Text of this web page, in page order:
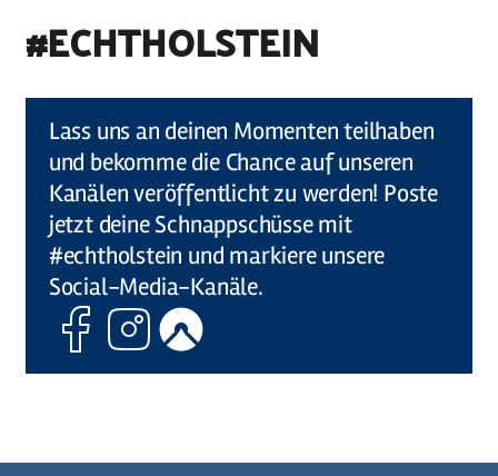
#ECHTHOLSTEIN
Lass uns an deinen Momenten teilhaben
und bekomme die Chance auf unseren
Kanälen veröffentlicht zu werden! Poste
jetzt deine Schnappschüsse mit
#echtholstein und markiere unsere
Social-Media-Kanäle.
FacebookInstagram
Komoot